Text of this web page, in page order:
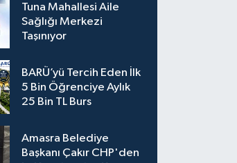
Tuna Mahallesi Aile
Sağlığı Merkezi
Taşınıyor
BARÜ’yü Tercih Eden İlk
5 Bin Öğrenciye Aylık
25 Bin TL Burs
Amasra Belediye
Başkanı Çakır CHP'den